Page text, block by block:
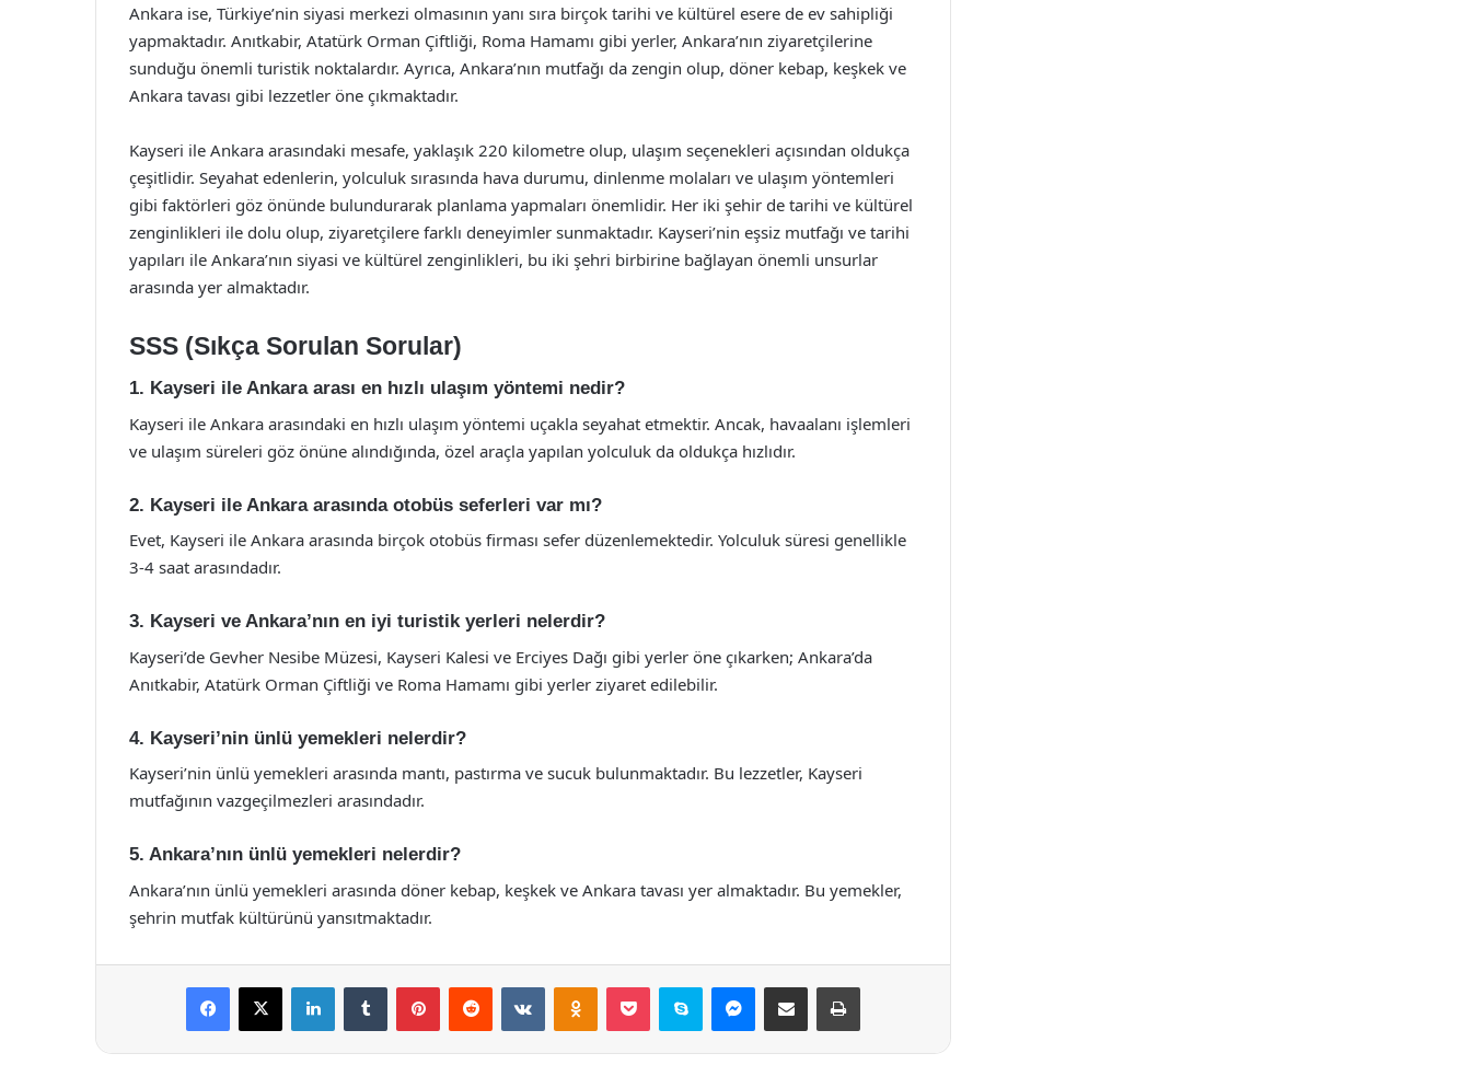
Ankara ise, Türkiye’nin siyasi merkezi olmasının yanı sıra birçok tarihi ve kültürel esere de ev sahipliği
yapmaktadır. Anıtkabir, Atatürk Orman Çiftliği, Roma Hamamı gibi yerler, Ankara’nın ziyaretçilerine
sunduğu önemli turistik noktalardır. Ayrıca, Ankara’nın mutfağı da zengin olup, döner kebap, keşkek ve
Ankara tavası gibi lezzetler öne çıkmaktadır.
Kayseri ile Ankara arasındaki mesafe, yaklaşık 220 kilometre olup, ulaşım seçenekleri açısından oldukça
çeşitlidir. Seyahat edenlerin, yolculuk sırasında hava durumu, dinlenme molaları ve ulaşım yöntemleri
gibi faktörleri göz önünde bulundurarak planlama yapmaları önemlidir. Her iki şehir de tarihi ve kültürel
zenginlikleri ile dolu olup, ziyaretçilere farklı deneyimler sunmaktadır. Kayseri’nin eşsiz mutfağı ve tarihi
yapıları ile Ankara’nın siyasi ve kültürel zenginlikleri, bu iki şehri birbirine bağlayan önemli unsurlar
arasında yer almaktadır.
SSS (Sıkça Sorulan Sorular)
1. Kayseri ile Ankara arası en hızlı ulaşım yöntemi nedir?
Kayseri ile Ankara arasındaki en hızlı ulaşım yöntemi uçakla seyahat etmektir. Ancak, havaalanı işlemleri
ve ulaşım süreleri göz önüne alındığında, özel araçla yapılan yolculuk da oldukça hızlıdır.
2. Kayseri ile Ankara arasında otobüs seferleri var mı?
Evet, Kayseri ile Ankara arasında birçok otobüs firması sefer düzenlemektedir. Yolculuk süresi genellikle
3-4 saat arasındadır.
3. Kayseri ve Ankara’nın en iyi turistik yerleri nelerdir?
Kayseri’de Gevher Nesibe Müzesi, Kayseri Kalesi ve Erciyes Dağı gibi yerler öne çıkarken; Ankara’da
Anıtkabir, Atatürk Orman Çiftliği ve Roma Hamamı gibi yerler ziyaret edilebilir.
4. Kayseri’nin ünlü yemekleri nelerdir?
Kayseri’nin ünlü yemekleri arasında mantı, pastırma ve sucuk bulunmaktadır. Bu lezzetler, Kayseri
mutfağının vazgeçilmezleri arasındadır.
5. Ankara’nın ünlü yemekleri nelerdir?
Ankara’nın ünlü yemekleri arasında döner kebap, keşkek ve Ankara tavası yer almaktadır. Bu yemekler,
şehrin mutfak kültürünü yansıtmaktadır.
Facebook
X LinkedInTumblr PinterestReddit VKontakteOdnoklassniki
Pocket Skype Messenger
E-Posta ile paylaş Yazdır